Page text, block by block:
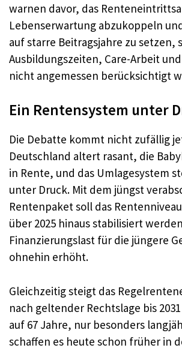
warnen davor, das
Lebenserwartung abzukoppeln
auf starre Beitragsjahre zu setzen,
Ausbildungszeiten, Care-Arbeit
nicht angemessen berücksichtigt
Ein Rentensystem unter
Die Debatte kommt nicht zufällig
Deutschland altert rasant, die
in Rente, und das Umlagesystem
unter Druck. Mit dem jüngst
Rentenpaket soll das
über 2025 hinaus stabilisiert
Finanzierungslast für die jüngere
ohnehin erhöht.
Gleichzeitig steigt das
nach geltender Rechtslage bis
auf 67 Jahre, nur besonders
schaffen es heute schon früher in